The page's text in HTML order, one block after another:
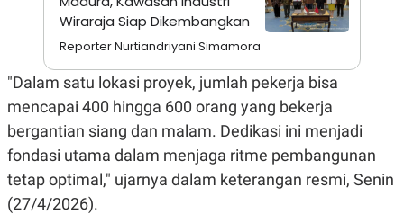
E
N
T
R
I
A
N
L
Wiraraja Siap Dikembangkan
Reporter Nurtiandriyani Simamora
"Dalam satu lokasi proyek, jumlah pekerja bisa
mencapai 400 hingga 600 orang yang bekerja
bergantian siang dan malam. Dedikasi ini menjadi
fondasi utama dalam menjaga ritme pembangunan
tetap optimal," ujarnya dalam keterangan resmi, Senin
(27/4/2026).